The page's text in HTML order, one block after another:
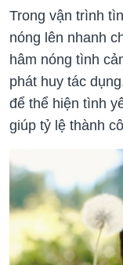
Trong vận trình
nóng lên nhanh
hâm nóng tình
phát huy tác
để thể hiện tình
giúp tỷ lệ thành